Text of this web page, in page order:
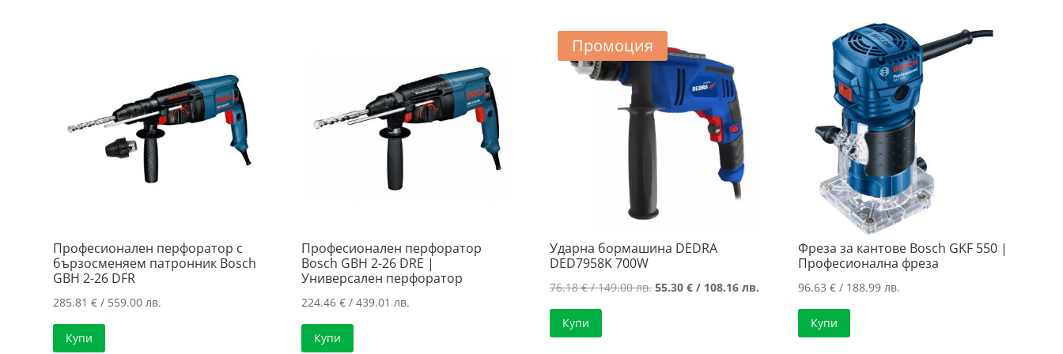
484.79 лв..
Професионален перфоратор с
бързосменяем патронник Bosch
GBH 2-26 DFR
285.81€ / 559.00 лв.
Купи
Професионален перфоратор
Bosch GBH 2-26 DRE |
Универсален перфоратор
224.46€ / 439.01 лв.
Купи
Промоция
Ударна бормашина DEDRA
DED7958K 700W
76.18€/ 149.00 лв. Original
55.30 €/ 108.16 лв.Текущата
Купи
Фреза за кантове Bosch GKF 550 |
Професионална фреза
96.63 €/ 188.99 лв.
Купи